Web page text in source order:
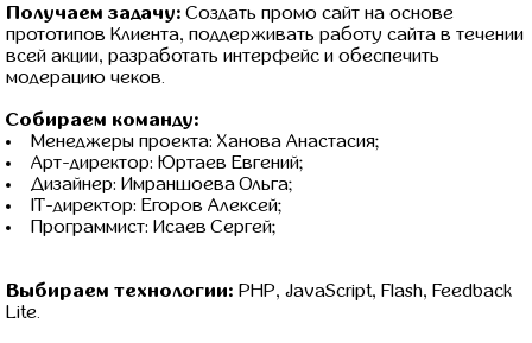
Получаем задачу: Создать промо сайт на основе
прототипов Клиента, поддерживать работу сайта в течении
всей акции, разработать интерфейс и обеспечить
модерацию чеков.
Собираем команду:
Менеджеры проекта: Ханова Анастасия;
Арт-директор: Юртаев Евгений;
Дизайнер: Имраншоева Ольга;
IT-директор: Егоров Алексей;
Программист: Исаев Сергей;
Выбираем технологии: PHP, JavaScript, Flash, Feedback
Lite.